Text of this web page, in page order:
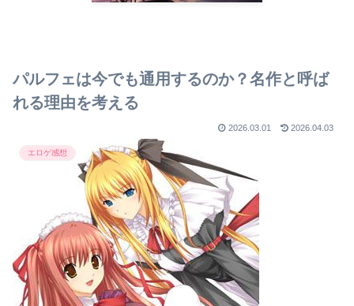
パルフェは今でも通用するのか？名作と呼ば
れる理由を考える
2026.03.01 2026.04.03
エロゲ感想